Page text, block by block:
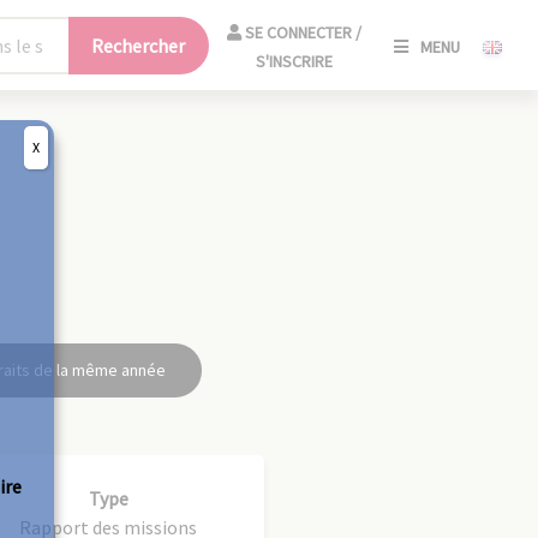
Rechercher
SE CONNECTER /
S'INSCRIRE
MENU
de la même année
Type
Rapport des missions
X